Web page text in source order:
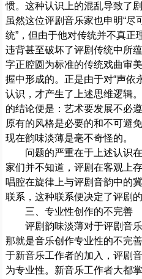
惯。这种认识上的混乱导致了
虽然这位评剧音乐家也申明“尽
统”，但由于他对传统并不真正
违背甚至破坏了评剧传统中所
字正腔圆为标准的传统戏曲审
握中形成的。正是由于对“声依
认识，才产生了上述思维逻辑
的结论便是：艺术要发展不必
原有的风格是必要的和不可避
现在韵味淡薄是毫不奇怪的。
问题的严重在于上述认识
家们并不知道，评剧在客观上
唱腔在旋律上与评剧音韵中的
联系，这种联系便决定了评剧的
三、专业性创作的不完善
评剧韵味淡薄对于评剧音
那就是音乐创作专业性的不完
于新音乐工作者的加入，评剧
为专业性。新音乐工作者大都